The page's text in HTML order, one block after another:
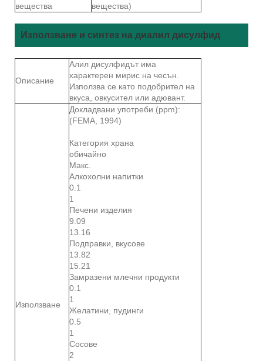
вещества
вещества)
Използване и синтез на диалил дисулфид
Описание
Алил дисулфидът има
характерен мирис на чесън.
Използва се като подобрител на
вкуса, овкусител или адювант.
Използване
Докладвани употреби (ppm):
(FEMA, 1994)
Категория храна
обичайно
Макс.
Алкохолни напитки
0.1
1
Печени изделия
9.09
13.16
Подправки, вкусове
13.82
15.21
Замразени млечни продукти
0.1
1
Желатини, пудинги
0.5
1
Сосове
2